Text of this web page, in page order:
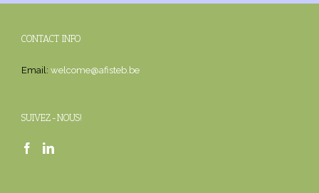
CONTACT INFO
Email: welcome@afisteb.be
SUIVEZ-NOUS!